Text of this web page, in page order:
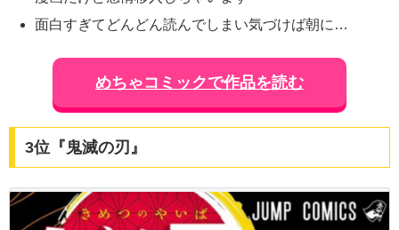
面白すぎてどんどん読んでしまい気づけば朝に…
めちゃコミックで作品を読む
3位『鬼滅の刃』